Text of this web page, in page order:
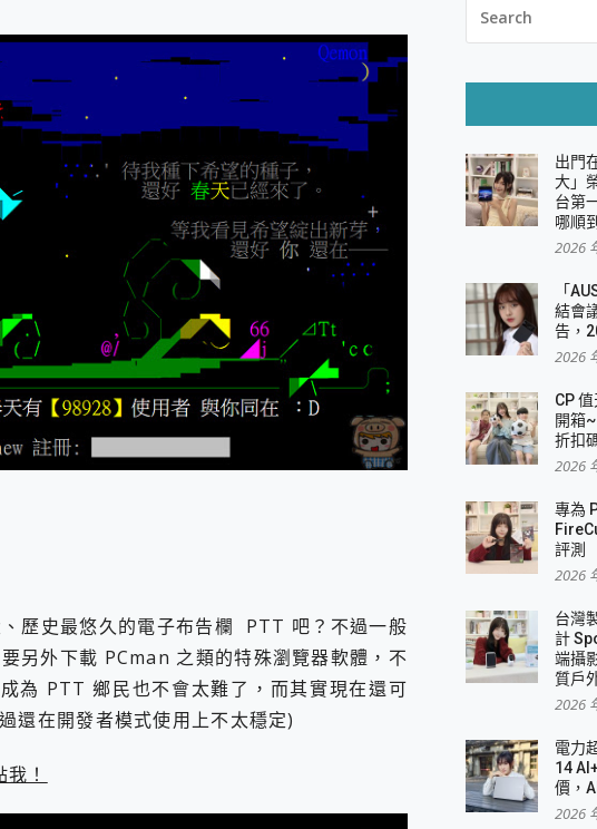
14 AI+ D3MG-031TW 14吋 開箱評價，AI輕薄商務筆電 Copilot+ PC
16 Pro 開箱評價~ 2 億畫素 LumaColor 影像、持久續航與 IP69K 高防護
列保護貼怎麼選？imos AR 低反光玻璃、藍寶石鏡頭貼與軍規防摔殼完整開
Watch 5 開箱 評測
聯想 Yoga Book 9 14吋 AI輕薄筆電 開箱 評測
系列 與 Moto | Swarovski razr 60 冰藍限定版本 開箱 評測
讓您輕鬆的移除與格式化有防寫保護的隨身碟或SD卡
好幫手! VideoProc Converter AI 新版全解析 × 年末優惠，一篇全看懂
牙音響 氛圍情境燈 我通通都要！ Starfish 2 幻彩膠囊投影機｜結合「 智
GravaStar Mercury K1 系列 異星機械鍵盤與 Mercury X 系列 輕量無線電
！MSI MPG 491CQP QD-OLED 超寬曲面電競螢幕，多工辦公、爽度滿滿
來囉！ imos 首家導入 UL MCV 行銷宣告驗證的手機配件品牌
家 歡慶 EaseUS 21 週年到來，「Slogan 海報徵稿活動」好康大放送
ONPRO MagReact MXs2 5000mAh薄型磁吸無線急速行動電源 開箱 評測
PRO 穿戴式智慧冷暖調溫裝置 開箱 評測
全新升級，GO Fest 五折優惠嗨翻天！支援 iOS/Android！
S25 Ultra 誰能滿足全場景拍攝需求？
慧錄音膠囊~ 您的AI 秘書已上線 每月免費送你 300分鐘轉寫
奇雷 AI・Gaming・創作儲存方案登場，趕快來AGI亞奇雷挑戰任務抽 PS5
MagReact M5 10000mAh 5合1 磁吸無線急速行動電源 開箱 評測
行動儲能救車電源】 可靠的旅行夥伴！帶給您優異的安全性與強大供電效能
「MSI微星 Modern MD272UPSW 27型」 4K IPS 輕薄商用智慧聯網螢幕
耳機 三個設備充電一起搞定 ONPRO MagReact™ M3 3 in 1可攜摺疊無線
開放式耳掛耳機，無感配戴! 超穩超服貼，音質、通話也很優質
Zeiss 潮流攝影棚!
衣莉莎白 H1 Neo分子篩洗脫烘 AI 滾筒洗衣機
美的家 MSI Nest Docking Station 掌機專屬擴充底座 開箱 評測
X200 Pro、vivo X200 就是這麼好拍
線上去聲器一鍵去除人聲 人聲 音樂分離 2024 消除人聲推薦
iToolab AnyGo 魔物獵人 Now飛人 ios教學 不出門也可以到處走
歷史最悠久的電子布告欄 PTT 吧？不過一般
另外下載 PCman 之類的特殊瀏覽器軟體，不
為 PTT 鄉民也不會太難了，而其實現在還可
還在開發者模式使用上不太穩定)
！
FOR:
出門
大」
台第
哪順
2026
「
結會
告，
2026
CP
開箱
折扣
2026
專為
評測
2026
台灣
計
端攝
質戶
2026
電力
14
價，
2026